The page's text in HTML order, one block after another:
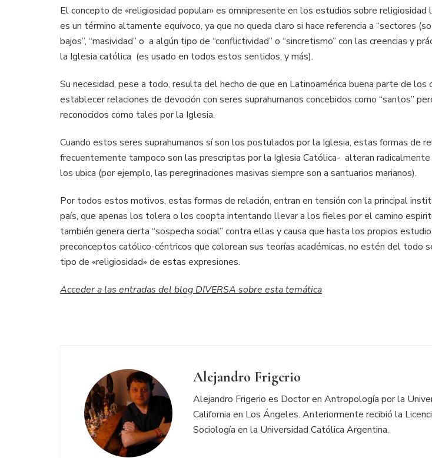
El concepto de «religiosidad popular» es omnipresente en los estudios sobre religiosidad
es un término altamente equívoco, ya que no queda claro si hace referencia a “sectores
bajos”, “masividad” o a algún tipo de “conflictividad” o “sincretismo” con las creencias y
la Iglesia católica (es usado en todos estos sentidos, y más).
Su necesidad, pese a todo, resulta del hecho de que en Latinoamérica buena parte de los
establecer relaciones de devoción con seres suprahumanos concebidos como “santos”
reconocidos como tales por la Iglesia.
Cuando estos seres suprahumanos sí son los postulados por la Iglesia, estas formas de
frecuentemente tampoco son las prescriptas por la Iglesia Católica- alteran radicalmente
los ubica (por ejemplo, las peregrinaciones masivas siempre son a santuarios marianos).
Por todos estos motivos, estas formas de relación, entran en tensión con la principal
país, que apenas los tolera o los coopta intentando llevar a los fieles por el camino
también genera cierta “sospecha social” contra ellas y causa que hasta los propios
preconceptos católico-céntricos que colorean sus teorías académicas, no estén del todo
tipo de «religiosidad» de estas expresiones.
Acceder a las entradas del blog DIVERSA sobre esta temática
Alejandro Frigerio
Alejandro Frigerio es Doctor en Antropología por la
California en Los Ángeles. Anteriormente recibió la
Sociología en la Universidad Católica Argentina.